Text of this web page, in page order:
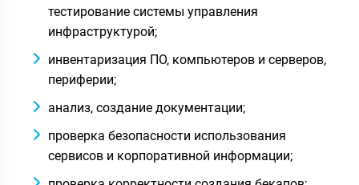
тестирование системы управления
инфраструктурой;
инвентаризация ПО, компьютеров и серверов,
периферии;
анализ, создание документации;
проверка безопасности использования
сервисов и корпоративной информации;